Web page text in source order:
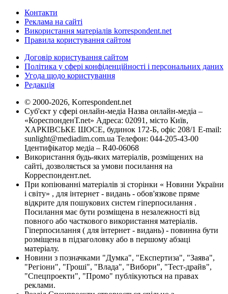
Контакти
Реклама на сайті
Використання матеріалів korrespondent.net
Правила користування сайтом
Договір користування сайтом
Політика у сфері конфіденційності і персональних даних
Угода щодо користування
Редакція
© 2000-2026, Korrespondent.net
Суб'єкт у сфері онлайн-медіа Назва онлайн-медіа –
«КореспонденТ.net» Адреса: 02091, місто Київ,
ХАРКІВСЬКЕ ШОСЕ, будинок 172-Б, офіс 208/1 E-mail:
sunlight@mediadim.com.ua Телефон: 044-205-43-00
Ідентифікатор медіа – R40-06068
Використання будь-яких матеріалів, розміщених на
сайті, дозволяється за умови посилання на
Корреспондент.net.
При копіюванні матеріалів зі сторінки « Новини України
і світу» , для інтернет - видань - обов'язкове пряме
відкрите для пошукових систем гіперпосилання .
Посилання має бути розміщена в незалежності від
повного або часткового використання матеріалів.
Гіперпосилання ( для інтернет - видань) - повинна бути
розміщена в підзаголовку або в першому абзаці
матеріалу.
Новини з позначками "Думка", "Експертиза", "Заява",
"Регіони", "Гроші", "Влада", "Вибори", "Тест-драйв",
"Спецпроекти", "Промо" публікуються на правах
реклами.